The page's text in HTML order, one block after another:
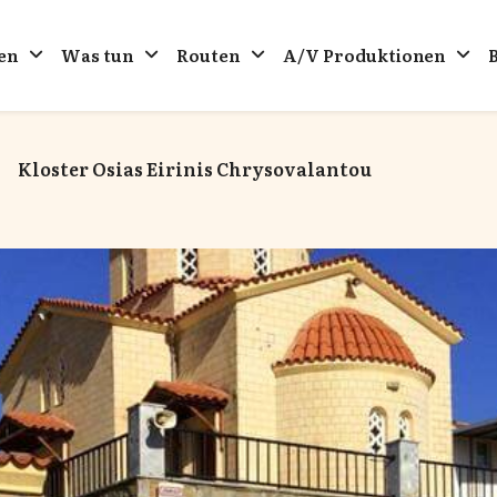
Was tun Routen A/V Produktionen
Kloster Osias Eirinis Chrysovalantou